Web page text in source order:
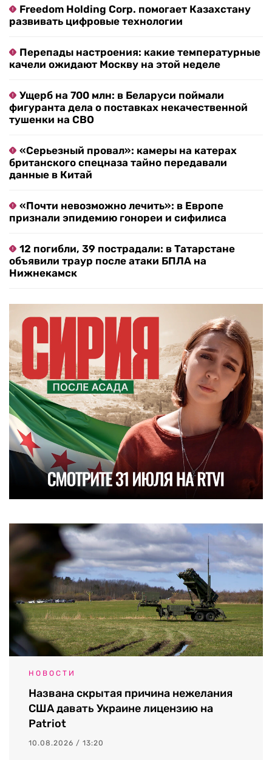
Freedom Holding Corp. помогает Казахстану
развивать цифровые технологии
Перепады настроения: какие температурные
качели ожидают Москву на этой неделе
Ущерб на 700 млн: в Беларуси поймали
фигуранта дела о поставках некачественной
тушенки на СВО
«Серьезный провал»: камеры на катерах
британского спецназа тайно передавали
данные в Китай
«Почти невозможно лечить»: в Европе
признали эпидемию гонореи и сифилиса
12 погибли, 39 пострадали: в Татарстане
объявили траур после атаки БПЛА на
Нижнекамск
НОВОСТИ
Названа скрытая причина нежелания
США давать Украине лицензию на
Patriot
10.08.2026 / 13:20